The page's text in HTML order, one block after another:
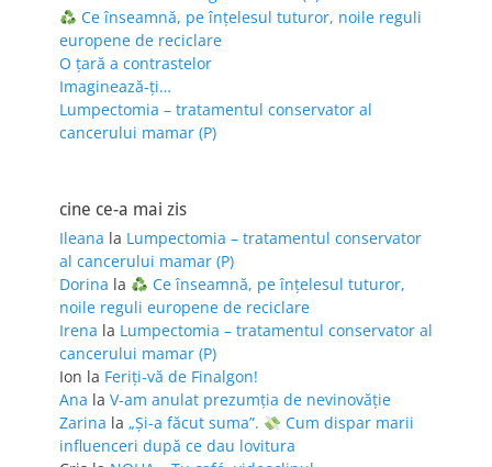
Ce înseamnă, pe înțelesul tuturor, noile reguli
europene de reciclare
O țară a contrastelor
Imaginează-ți…
Lumpectomia – tratamentul conservator al
cancerului mamar (P)
cine ce-a mai zis
Ileana la Lumpectomia – tratamentul conservator
al cancerului mamar (P)
Dorina la
Ce înseamnă, pe înțelesul tuturor,
noile reguli europene de reciclare
Irena la Lumpectomia – tratamentul conservator al
cancerului mamar (P)
Ion la Feriţi-vă de Finalgon!
Ana la V-am anulat prezumția de nevinovăție
Zarina la „Și-a făcut suma”.
Cum dispar marii
influenceri după ce dau lovitura